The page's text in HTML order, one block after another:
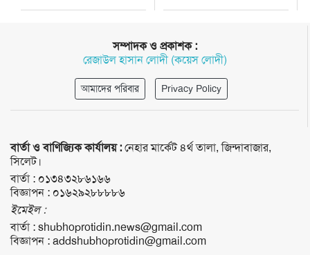
সম্পাদক ও প্রকাশক :
রেজাউল হাসান লোদী (কয়েস লোদী)
আমাদের পরিবার Privacy Policy
বার্তা ও বাণিজ্যিক কার্যালয় :নেহার মার্কেট ৪র্থ তালা, জিন্দাবাজার,
সিলেট।
বার্তা : ০১৩৪৩২৮৬১৬৬
বিজ্ঞাপন : ০১৬২৯২৮৮৮৮৬
ইমেইল :
বার্তা :shubhoprotidin.news@gmail.com
বিজ্ঞাপন :addshubhoprotidin@gmail.com